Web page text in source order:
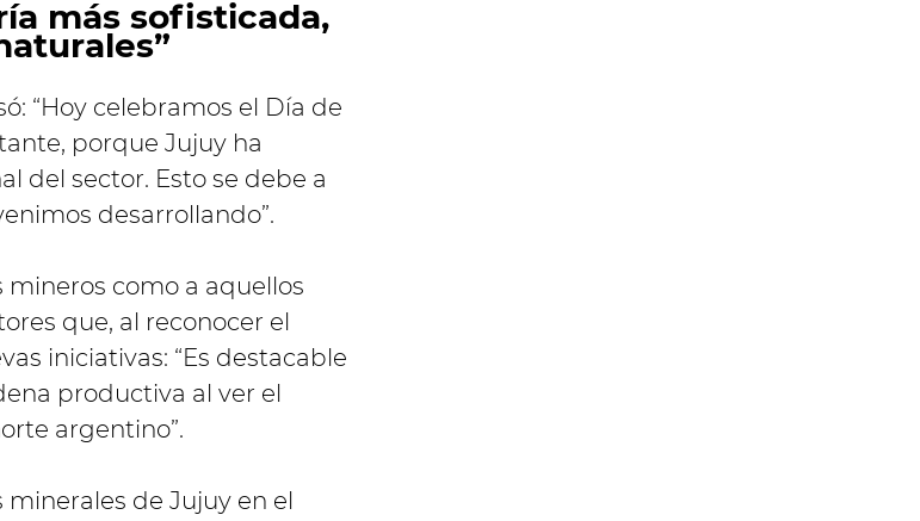
más sofisticada,
“Hoy celebramos el Día de
porque Jujuy ha
del sector. Esto se debe a
desarrollando”.
como a aquellos
que, al reconocer el
iniciativas: “Es destacable
productiva al ver el
argentino”.
de Jujuy en el